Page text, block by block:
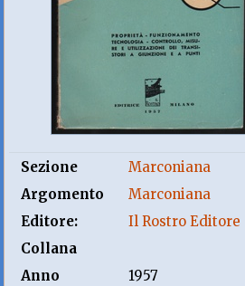
Sezione
Marconiana
Argomento
Marconiana
Editore:
Il Rostro Editore
Collana
Anno
1957